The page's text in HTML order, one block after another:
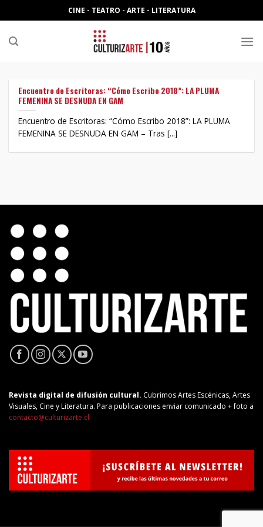
to
content
CINE - TEATRO - ARTE - LITERATURA
Encuentro de Escritoras: “Cómo Escribo 2018”: LA PLUMA
FEMENINA SE DESNUDA EN GAM
Encuentro de Escritoras: “Cómo Escribo 2018”: LA PLUMA
FEMENINA SE DESNUDA EN GAM – Tras [...]
Revista digital de difusión cultural. Cubrimos Artes Escénicas, Artes
Visuales, Cine y Literatura. Para publicaciones enviar comunicado + foto a
contacto@culturizarte.cl